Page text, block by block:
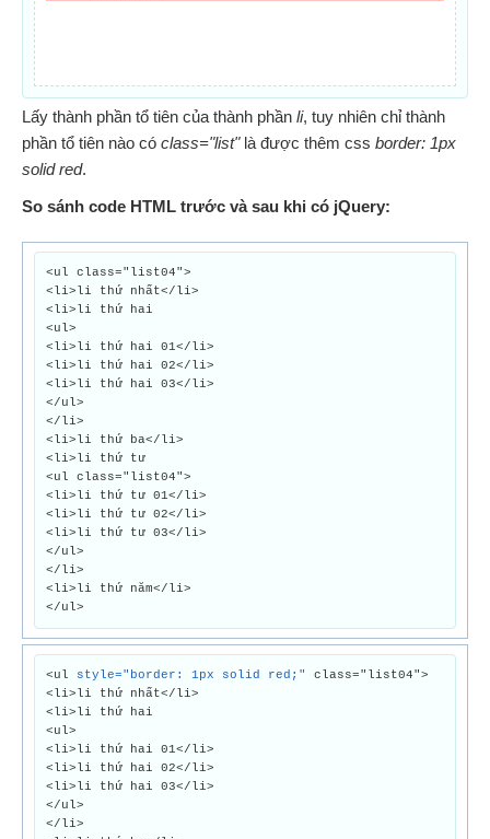
Lấy thành phần tổ tiên của thành phần li, tuy nhiên chỉ thành
phần tổ tiên nào có class="list"là được thêm css border: 1px
solid red.
So sánh code HTML trước và sau khi có jQuery:
<ul class="list04">
<li>li thứ nhất</li>
<li>li thứ hai
<ul>
<li>li thứ hai 01</li>
<li>li thứ hai 02</li>
<li>li thứ hai 03</li>
</ul>
</li>
<li>li thứ ba</li>
<li>li thứ tư
<ul class="list04">
<li>li thứ tư 01</li>
<li>li thứ tư 02</li>
<li>li thứ tư 03</li>
</ul>
</li>
<li>li thứ năm</li>
</ul>
<ul style="border: 1px solid red;"
class="list04">
<li>li thứ nhất</li>
<li>li thứ hai
<ul>
<li>li thứ hai 01</li>
<li>li thứ hai 02</li>
<li>li thứ hai 03</li>
</ul>
</li>